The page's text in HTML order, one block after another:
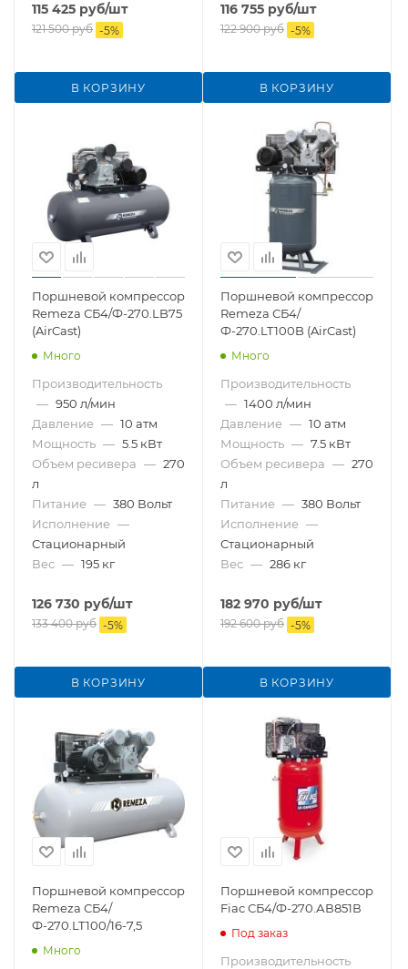
115 425 руб/шт
121 500руб -5%
В КОРЗИНУ
116 755 руб/шт
122 900руб -5%
В КОРЗИНУ
Поршневой компрессор
Remeza СБ4/Ф-270.LB75
(AirCast)
Много
Производительность
— 950 л/мин
Давление — 10 атм
Мощность — 5.5 кВт
Объем ресивера — 270
л
Питание — 380 Вольт
Исполнение —
Стационарный
Вес — 195 кг
126 730 руб/шт
133 400руб -5%
В КОРЗИНУ
Поршневой компрессор
Remeza СБ4/
Ф-270.LT100B (AirCast)
Много
Производительность
— 1400 л/мин
Давление — 10 атм
Мощность — 7.5 кВт
Объем ресивера — 270
л
Питание — 380 Вольт
Исполнение —
Стационарный
Вес — 286 кг
182 970 руб/шт
192 600руб -5%
В КОРЗИНУ
Поршневой компрессор
Remeza СБ4/
Ф-270.LT100/16-7,5
Много
Поршневой компрессор
Fiac СБ4/Ф-270.АВ851В
Под заказ
Производительность